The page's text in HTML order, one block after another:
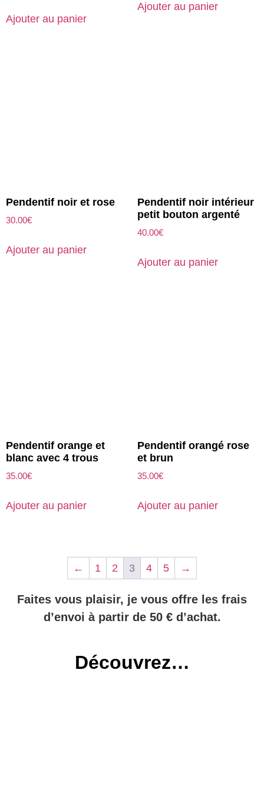
Ajouter au panier
Ajouter au panier
Pendentif noir et rose
30.00€
Ajouter au panier
Pendentif noir intérieur
petit bouton argenté
40.00€
Ajouter au panier
Pendentif orange et
blanc avec 4 trous
35.00€
Ajouter au panier
Pendentif orangé rose
et brun
35.00€
Ajouter au panier
← 1 2 3 4 5 →
Faites vous plaisir, je vous offre les frais
d’envoi à partir de 50 € d’achat.
Découvrez…